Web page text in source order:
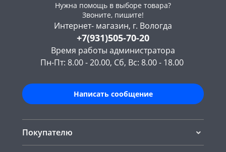
Нужна помощь в выборе товара?
Звоните, пишите!
Интернет- магазин, г. Вологда
+7(931)505-70-20
Время работы администратора
Пн-Пт: 8.00 - 20.00, Сб, Вс: 8.00 - 18.00
Написать сообщение
Покупателю